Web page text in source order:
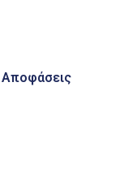
Αποφάσεις